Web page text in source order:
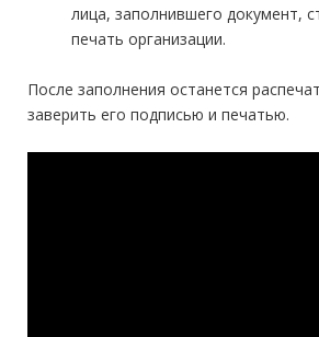
лица, заполнившего документ,
печать организации.
После заполнения останется
заверить его подписью и печатью.